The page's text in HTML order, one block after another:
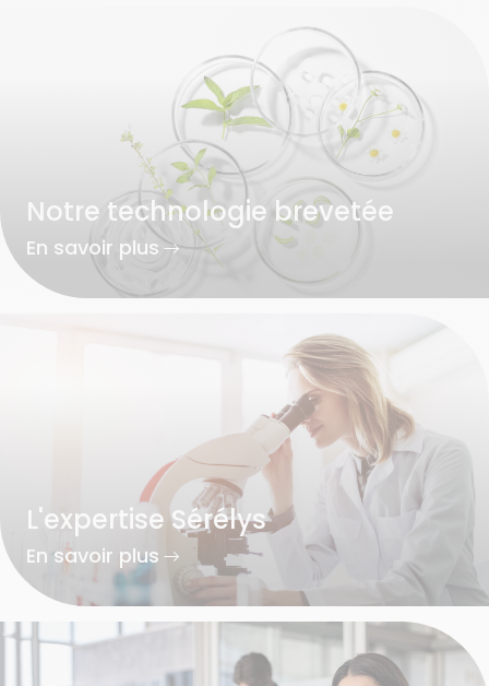
Notre technologie brevetée
En savoir plus
L'expertise Sérélys
En savoir plus